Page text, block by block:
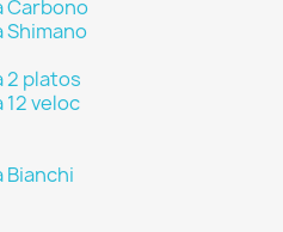
Carbono
2 platos
veloc